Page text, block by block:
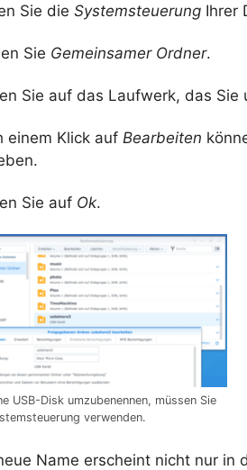
Sie die Systemsteuerung Ihrer
Sie Gemeinsamer Ordner.
Sie auf das Laufwerk, das Sie
einem Klick auf Bearbeiten
Sie auf Ok.
USB-Disk umzubenennen, müssen Sie
verwenden.
Name erscheint nicht nur in